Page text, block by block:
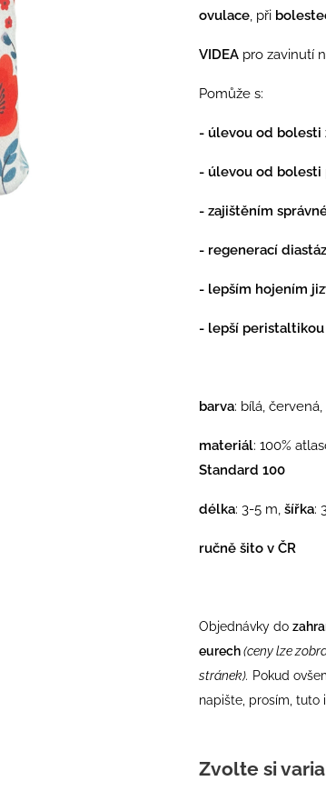
ovulace, při
VIDEA pro zavinutí
Pomůže s:
- úlevou od bolesti
- úlevou od bolesti
- zajištěním
- regenerací
- lepším hojením
- lepší
barva: bílá,
materiál: 100%
Standard 100
délka: 3-5 m, šířka:
ručně šito v ČR
Objednávky do
eurech(ceny lze
stránek). Pokud
napište, prosím, tuto
Zvolte si